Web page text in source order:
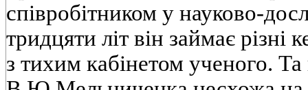
спiвробiтником у науково-
тридцяти лiт вiн займає рiзнi
з тихим кабiнетом ученого. Та